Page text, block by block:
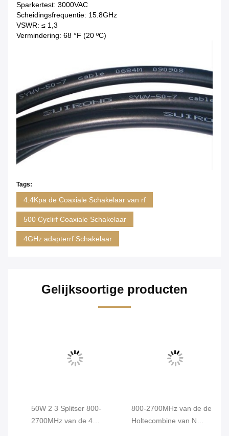
Sparkertest: 3000VAC
Scheidingsfrequentie: 15.8GHz
VSWR: ≤ 1,3
Vermindering: 68 °F (20 ºC)
Tags:
4.4Kpa de Coaxiale Schakelaar van rf
500 Cyclirf Coaxiale Schakelaar
4GHz adapterrf Schakelaar
Gelijksoortige producten
50W 2 3 Splitser 800-
2700MHz van de 4
800-2700MHz van de de
Holtecombine van N